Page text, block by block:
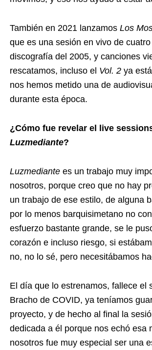
También en 2021 lanzamos Los
que es una sesión en vivo de
discografía del 2005, y canciones
rescatamos, incluso el Vol. 2 ya
nos hemos metido una de
durante esta época.
¿Cómo fue revelar el live
Luzmediante?
Luzmediante es un trabajo muy
nosotros, porque creo que no hay
un trabajo de ese estilo, de alguna
por lo menos barquisimetano no
esfuerzo bastante grande, se le
corazón e incluso riesgo, si
no, no lo sé, pero necesitábamos
El día que lo estrenamos, fallece el
Bracho de COVID, ya teníamos
proyecto, y de hecho al final la
dedicada a él porque nos echó esa
nosotros fue muy especial ser una